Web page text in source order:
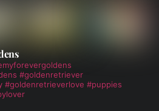
#goldenretriever
#goldenretrieverlove #puppies